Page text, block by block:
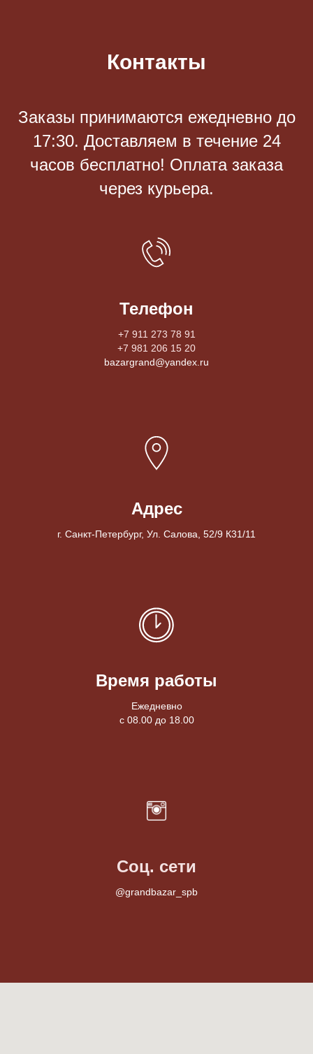
Контакты
Заказы принимаются eжедневно до
17:30. Доставляем в течение 24
часов бесплатно! Оплата заказа
через курьера.
Телефон
+7 911 273 78 91
+7 981 206 15 20
bazargrand@yandex.ru
Адрес
г. Санкт-Петербург, Ул. Салова, 52/9 К31/11
Время работы
Ежедневно
с 08.00 до 18.00
Соц. сети
@grandbazar_spb